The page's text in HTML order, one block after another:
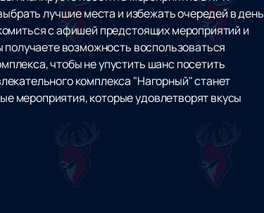
лучшие места и избежать очередей в день
с афишей предстоящих мероприятий и
возможность воспользоваться
чтобы не упустить шанс посетить
комплекса "Нагорный" станет
мероприятия, которые удовлетворят вкусы